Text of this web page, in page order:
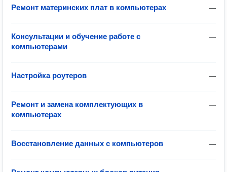
—
Ремонт материнских плат в компьютерах
—
Консультации и обучение работе с
компьютерами
—
Настройка роутеров
—
Ремонт и замена комплектующих в
компьютерах
—
Восстановление данных с компьютеров